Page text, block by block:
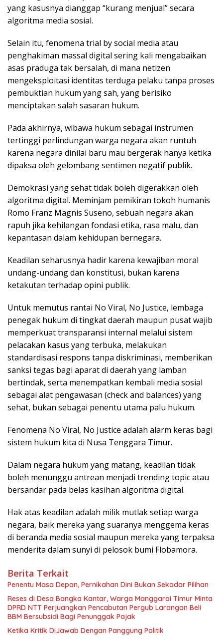
yang kasusnya dianggap “kurang menjual” secara
algoritma media sosial.
Selain itu, fenomena trial by social media atau
penghakiman massal digital sering kali mengabaikan
asas praduga tak bersalah, di mana netizen
mengeksploitasi identitas terduga pelaku tanpa proses
pembuktian hukum yang sah, yang berisiko
menciptakan salah sasaran hukum.
Pada akhirnya, wibawa hukum sebagai instrumen
tertinggi perlindungan warga negara akan runtuh
karena negara dinilai baru mau bergerak hanya ketika
dipaksa oleh gelombang sentimen negatif publik.
Demokrasi yang sehat tidak boleh digerakkan oleh
algoritma digital. Meminjam pemikiran tokoh humanis
Romo Franz Magnis Suseno, sebuah negara akan
rapuh jika kehilangan fondasi etika, rasa malu, dan
kepantasan dalam kehidupan bernegara.
Keadilan seharusnya hadir karena kewajiban moral
undang-undang dan konstitusi, bukan karena
ketakutan terhadap opini publik.
Untuk memutus rantai No Viral, No Justice, lembaga
penegak hukum di tingkat daerah maupun pusat wajib
memperkuat transparansi internal melalui sistem
pelacakan kasus yang terbuka, melakukan
standardisasi respons tanpa diskriminasi, memberikan
sanksi tegas bagi aparat di daerah yang lamban
bertindak, serta menempatkan kembali media sosial
sebagai alat pengawasan (check and balances) yang
sehat, bukan sebagai penentu utama palu hukum.
Fenomena No Viral, No Justice adalah alarm keras bagi
sistem hukum kita di Nusa Tenggara Timur.
Dalam negara hukum yang matang, keadilan tidak
boleh menunggu antrean menjadi trending topic atau
bersandar pada belas kasihan algoritma digital.
Hak atas keadilan adalah milik mutlak setiap warga
negara, baik mereka yang suaranya menggema keras
di beranda media sosial maupun mereka yang terpaksa
menderita dalam sunyi di pelosok bumi Flobamora.
Berita Terkait
Penentu Masa Depan, Pernikahan Dini Bukan Sekadar Pilihan
Reses di Desa Bangka Kantar, Warga Manggarai Timur Minta
DPRD NTT Perjuangkan Pencabutan Pergub Larangan Beli
BBM Bersubsidi Bagi Penunggak Pajak
Ketika Kritik DiJawab Dengan Panggung Politik